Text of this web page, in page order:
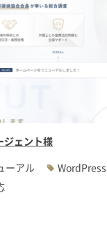
ジェント様
ーアル
WordPress